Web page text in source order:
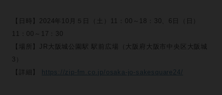
【日時】2024年10月５日（土）11：00～18：30、6日（日）
11：00～17：30
【場所】JR大阪城公園駅 駅前広場（大阪府大阪市中央区大阪城
3）
【詳細】
https://zip-fm.co.jp/osaka-jo-sakesquare24/